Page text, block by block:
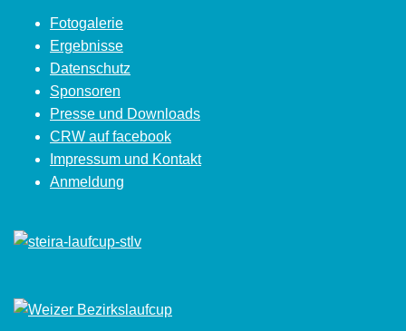
Fotogalerie
Ergebnisse
Datenschutz
Sponsoren
Presse und Downloads
CRW auf facebook
Impressum und Kontakt
Anmeldung